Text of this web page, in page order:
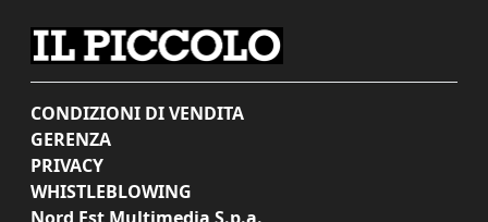
CONDIZIONI DI VENDITA
GERENZA
PRIVACY
WHISTLEBLOWING